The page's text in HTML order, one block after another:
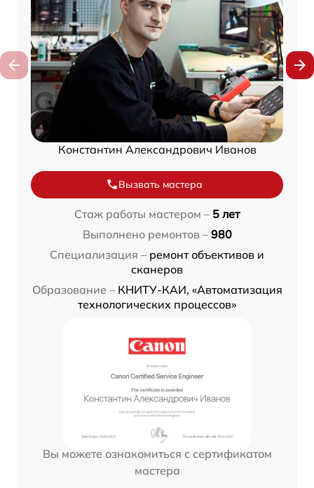
Константин Александрович Иванов
Вызвать мастера
Стаж работы мастером – 5 лет
Выполнено ремонтов – 980
Специализация – ремонт объективов и
сканеров
Образование – КНИТУ-КАИ, «Автоматизация
технологических процессов»
Вы можете ознакомиться с сертификатом
мастера